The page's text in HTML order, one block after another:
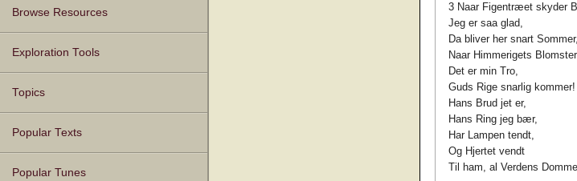
Browse Resources
Texts
Tunes
Instances
People
Hymnals
Exploration Tools
Topics
Popular Texts
Popular Tunes
3 Naar Figentræet skyder
Jeg er saa glad,
Da bliver her snart Sommer,
Naar Himmerigets
Det er min Tro,
Guds Rige snarlig kommer!
Hans Brud jet er,
Hans Ring jeg bær,
Har Lampen tendt,
Og Hjertet vendt
Til ham, al Verdens